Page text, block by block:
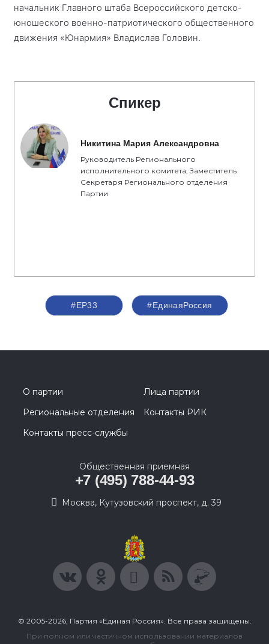
начальник Главного штаба Всероссийского детско-
юношеского военно-патриотического общественного
движения «Юнармия» Владислав Головин.
Спикер
Никитина Мария Александровна
Руководитель Регионального
исполнительного комитета, Заместитель
Секретаря Регионального отделения
Партии
#ЕР33 #ЕдинаяРоссия
О партии
Лица партии
Региональные отделения
Контакты РИК
Контакты пресс-службы
Общественная приемная
+7 (495) 788-44-93
Москва, Кутузовский проспект, д. 39
© 2005-2026, Партия «Единая Россия». Все права защищены.
При полном или частичном использовании материалов